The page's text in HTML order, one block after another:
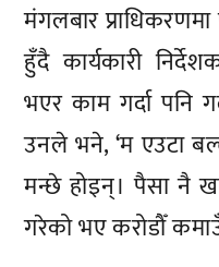
मंगलबार
हुँदै कार्यकारी
भएर काम गर्दा पनि
उनले भने, ‘म एउटा
मन्छे होइन्। पैसा नै
गरेको भए करोडौँ